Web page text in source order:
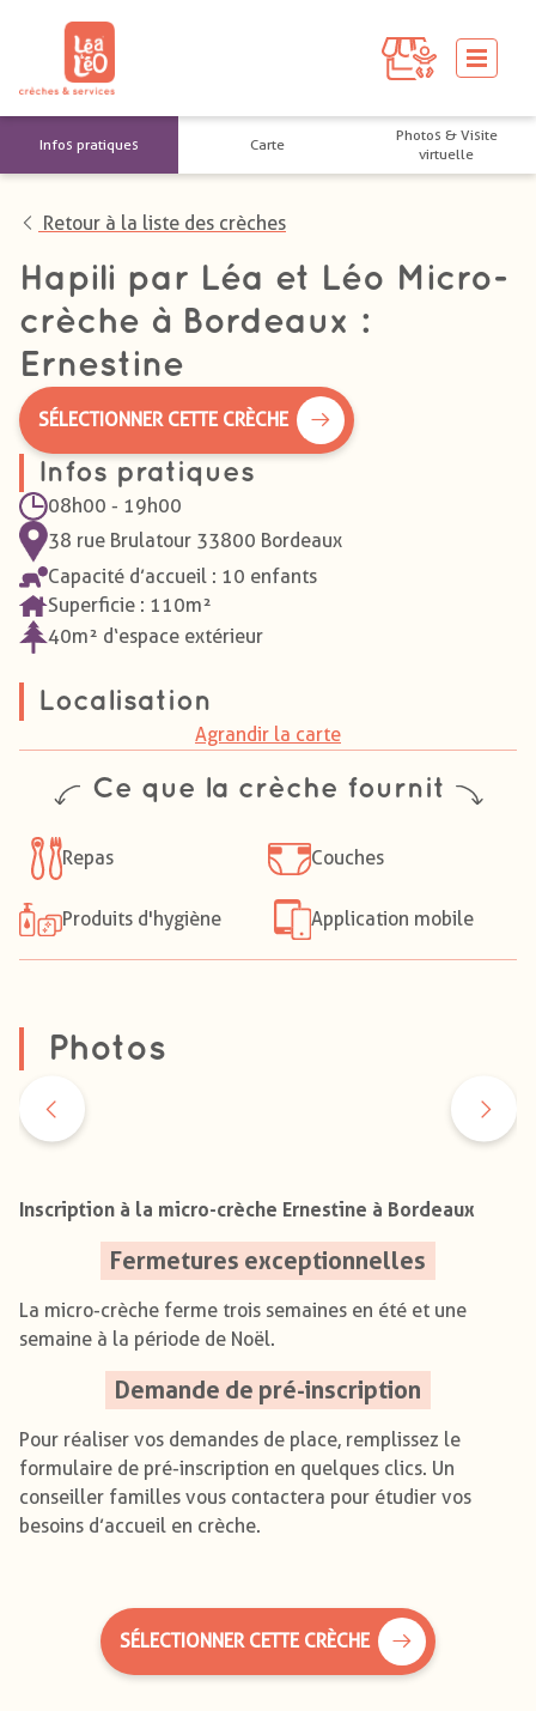
Infos pratiques Carte
Photos & Visite
virtuelle
Ce que la crèche fournit
Repas Couches
Produits d'hygiène Application mobile
Photos
Inscription à la micro-crèche Ernestine à Bordeaux
Fermetures exceptionnelles
La micro-crèche ferme trois semaines en été et une
semaine à la période de Noël.
Demande de pré-inscription
Pour réaliser vos demandes de place, remplissez le
formulaire de pré-inscription en quelques clics. Un
conseiller familles vous contactera pour étudier vos
besoins d’accueil en crèche.
SÉLECTIONNER CETTE CRÈCHE
Infos pratiques
08h00 - 19h00
38 rue Brulatour 33800 Bordeaux
Capacité d’accueil : 10 enfants
Superficie : 110m²
40m² d‘espace extérieur
Localisation
Agrandir la carte
SÉLECTIONNER CETTE CRÈCHE
Retour à la liste des crèches
Hapili par Léa et Léo Micro-
crèche à Bordeaux :
Ernestine